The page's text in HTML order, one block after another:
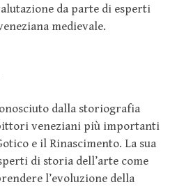
da parte di esperti
medievale.
dalla storiografia
veneziani più importanti
e il Rinascimento. La sua
di storia dell’arte come
l’evoluzione della